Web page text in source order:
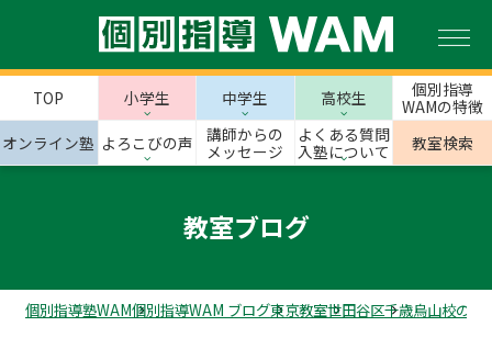
TOP 小学生 中学生 高校生
個別指導
WAMの特徴
オンライン塾 よろこびの声
講師からの
メッセージ
よくある質問
入塾について
教室検索
教室ブログ
個別指導塾WAM個別指導WAM ブログ東京教室世田谷区千歳烏山校のス